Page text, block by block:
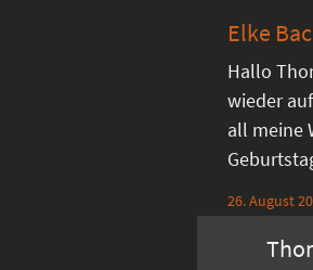
Elke
Hallo
wieder
all meine
26. August